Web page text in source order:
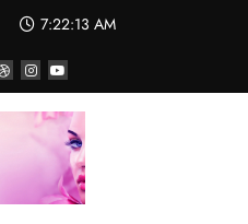
7:22:13 AM